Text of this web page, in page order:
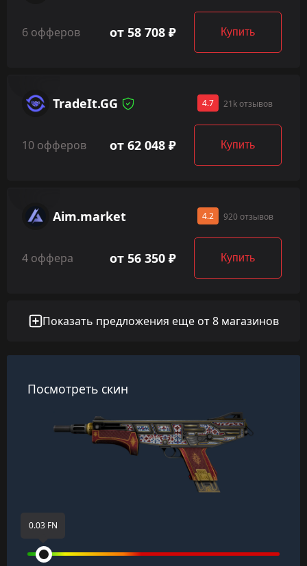
6 офферов от 58 708 ₽ Купить
TradeIt.GG 4.7 21k отзывов
10 офферов от 62 048 ₽ Купить
Aim.market 4.2 920 отзывов
4 оффера от 56 350 ₽ Купить
Показать предложения еще от 8 магазинов
Посмотреть скин
0.03 FN